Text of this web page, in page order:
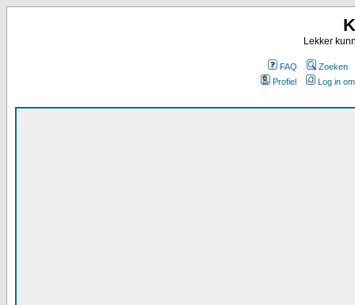
Lekker
FAQ
Zoeken
Profiel
Log in